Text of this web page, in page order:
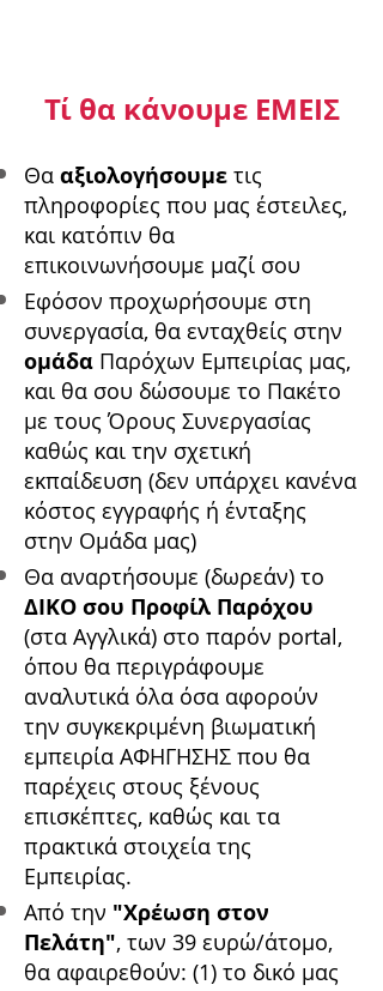
Τί θα κάνουμε ΕΜΕΙΣ
Θα αξιολογήσουμε τις
πληροφορίες που μας έστειλες,
και κατόπιν θα
επικοινωνήσουμε μαζί σου
Εφόσον προχωρήσουμε στη
συνεργασία, θα ενταχθείς στην
ομάδα Παρόχων Εμπειρίας μας,
και θα σου δώσουμε το Πακέτο
με τους Όρους Συνεργασίας
καθώς και την σχετική
εκπαίδευση (δεν υπάρχει κανένα
κόστος εγγραφής ή ένταξης
στην Ομάδα μας)
Θα αναρτήσουμε (δωρεάν) το
ΔΙΚΟ σου Προφίλ Παρόχου
(στα Αγγλικά) στο παρόν portal,
όπου θα περιγράφουμε
αναλυτικά όλα όσα αφορούν
την συγκεκριμένη βιωματική
εμπειρία ΑΦΗΓΗΣΗΣ που θα
παρέχεις στους ξένους
επισκέπτες, καθώς και τα
πρακτικά στοιχεία της
Εμπειρίας.
Από την "Χρέωση στον
Πελάτη", των 39 ευρώ/άτομο,
θα αφαιρεθούν: (1) το δικό μας